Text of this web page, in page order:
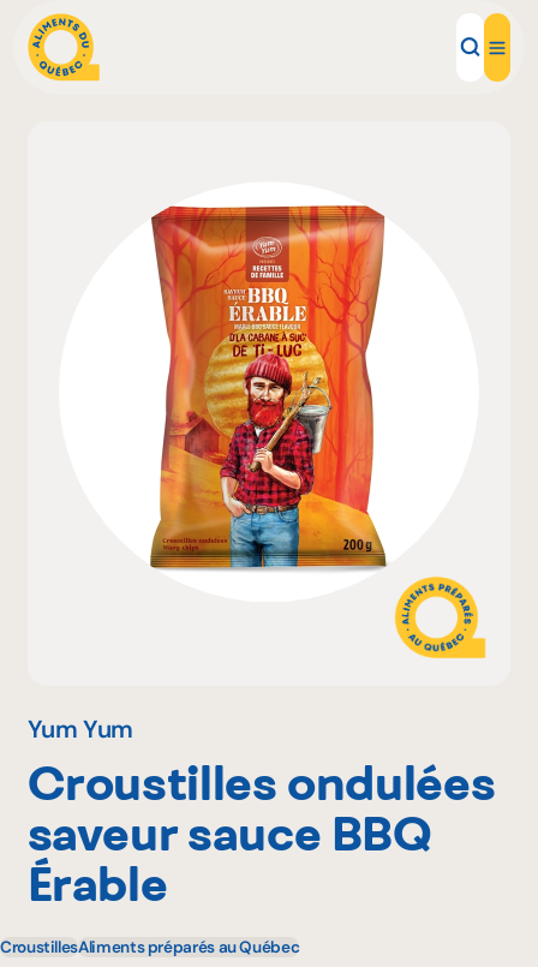
Recettes
Inspirations d'ici
Restaurants
Institutions
À propos
EN
Yum Yum
Croustilles ondulées
saveur sauce BBQ
Érable
CroustillesAliments préparés au Québec